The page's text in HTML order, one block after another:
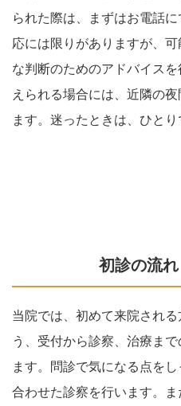
られた際は、まずはお電話
応には限りがありますが、
な判断のためのアドバイス
えられる場合には、近隣の
ます。迷ったときは、ひと
初診の流
当院では、初めて来院され
う、受付から診察、治療ま
ます。問診で気になる点を
合わせた診察を行います。